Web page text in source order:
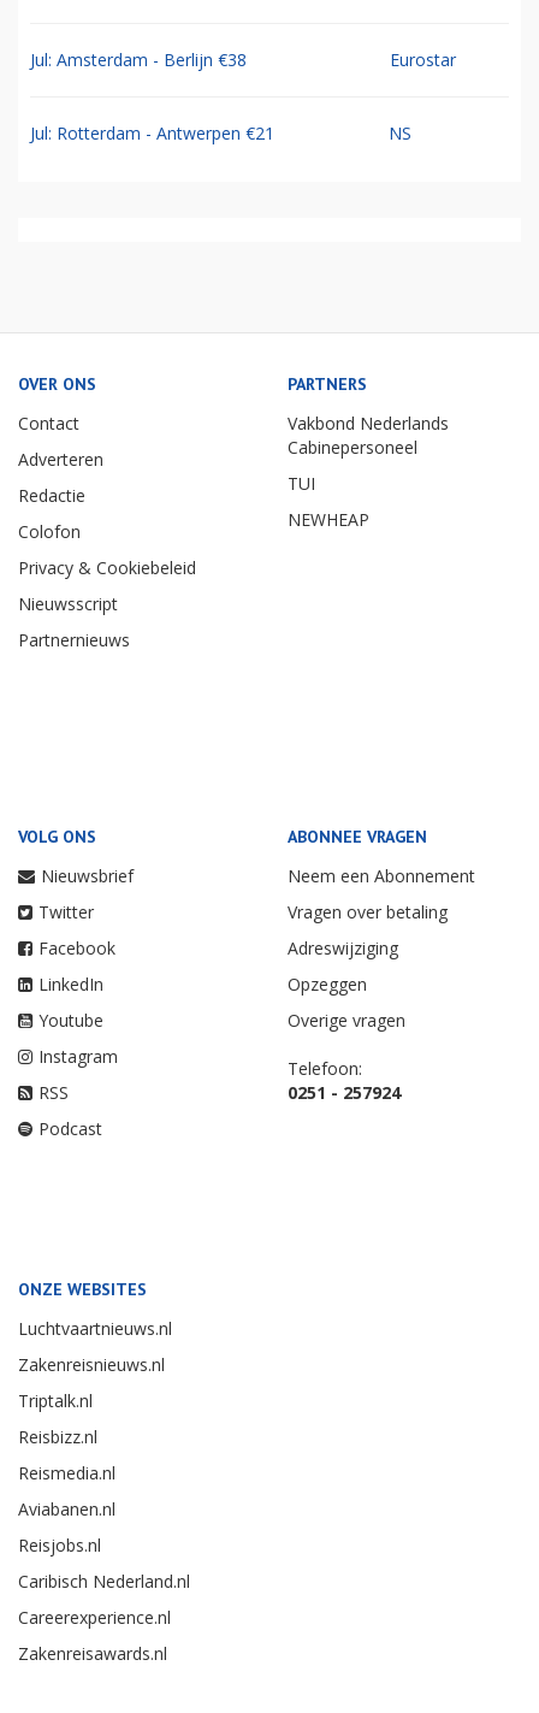
Jul: Amsterdam - Berlijn €38 Eurostar
Jul: Rotterdam - Antwerpen €21 NS
OVER ONS
Contact
Adverteren
Redactie
Colofon
Privacy & Cookiebeleid
Nieuwsscript
Partnernieuws
PARTNERS
Vakbond Nederlands
Cabinepersoneel
TUI
NEWHEAP
VOLG ONS
Nieuwsbrief
Twitter
Facebook
LinkedIn
Youtube
Instagram
RSS
Podcast
ABONNEE VRAGEN
Neem een Abonnement
Vragen over betaling
Adreswijziging
Opzeggen
Overige vragen
Telefoon:
0251 - 257924
ONZE WEBSITES
Luchtvaartnieuws.nl
Zakenreisnieuws.nl
Triptalk.nl
Reisbizz.nl
Reismedia.nl
Aviabanen.nl
Reisjobs.nl
Caribisch Nederland.nl
Careerexperience.nl
Zakenreisawards.nl